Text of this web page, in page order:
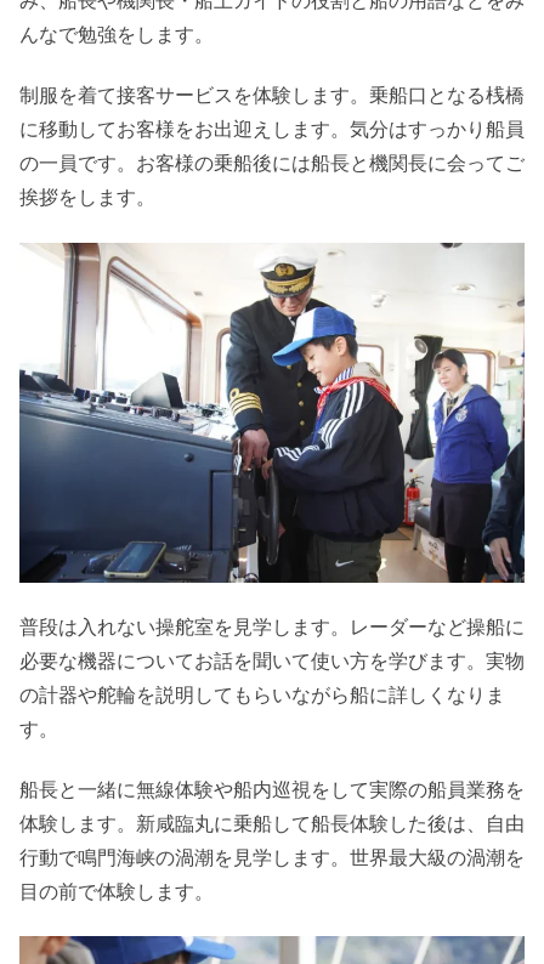
んなで勉強をします。
制服を着て接客サービスを体験します。乗船口となる桟橋
に移動してお客様をお出迎えします。気分はすっかり船員
の一員です。お客様の乗船後には船長と機関長に会ってご
挨拶をします。
普段は入れない操舵室を見学します。レーダーなど操船に
必要な機器についてお話を聞いて使い方を学びます。実物
の計器や舵輪を説明してもらいながら船に詳しくなりま
す。
船長と一緒に無線体験や船内巡視をして実際の船員業務を
体験します。新咸臨丸に乗船して船長体験した後は、自由
行動で鳴門海峡の渦潮を見学します。世界最大級の渦潮を
目の前で体験します。